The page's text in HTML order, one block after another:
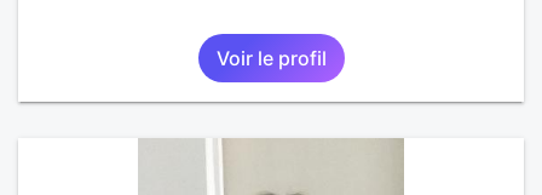
Voir le profil